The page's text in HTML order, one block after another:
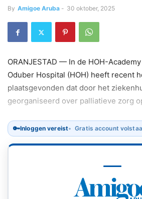
By Amigoe Aruba - 30 oktober, 2025
ORANJESTAD — In de HOH-
Oduber Hospital (HOH) heeft recent
plaatsgevonden dat door het
georganiseerd over palliatieve zorg
🔑Inloggen vereist Gratis account